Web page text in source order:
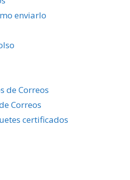
enviarlo
de Correos
Correos
certificados